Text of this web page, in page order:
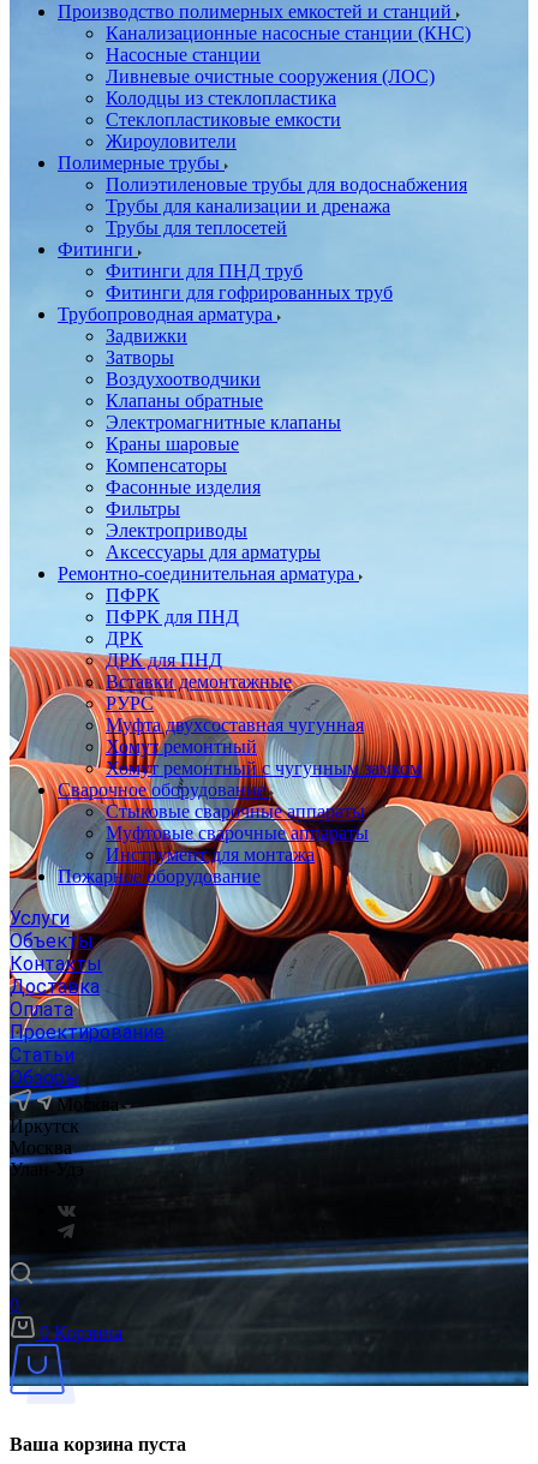
Производство полимерных емкостей и станций
Канализационные насосные станции (КНС)
Насосные станции
Ливневые очистные сооружения (ЛОС)
Колодцы из стеклопластика
Стеклопластиковые емкости
Жироуловители
Полимерные трубы
Полиэтиленовые трубы для водоснабжения
Трубы для канализации и дренажа
Трубы для теплосетей
Фитинги
Фитинги для ПНД труб
Фитинги для гофрированных труб
Трубопроводная арматура
Задвижки
Затворы
Воздухоотводчики
Клапаны обратные
Электромагнитные клапаны
Краны шаровые
Компенсаторы
Фасонные изделия
Фильтры
Электроприводы
Аксессуары для арматуры
Ремонтно-соединительная арматура
ПФРК
ПФРК для ПНД
ДРК
ДРК для ПНД
Вставки демонтажные
РУРС
Муфта двухсоставная чугунная
Хомут ремонтный
Хомут ремонтный с чугунным замком
Сварочное оборудование
Стыковые сварочные аппараты
Муфтовые сварочные аппараты
Инструмент для монтажа
Пожарное оборудование
Услуги
Объекты
Контакты
Доставка
Оплата
Проектирование
Статьи
Обзоры
Москва
Иркутск
Москва
Улан-Удэ
0
0 Корзина
Ваша корзина пуста